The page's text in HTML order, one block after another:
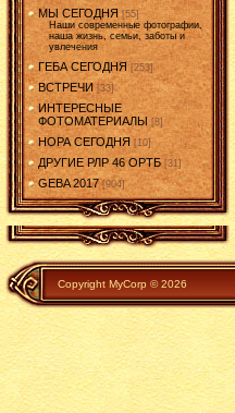
МЫ СЕГОДНЯ [55]
Наши современные фотографии,
наша жизнь, семьи, заботы и
увлечения
ГЕБА СЕГОДНЯ [253]
ВСТРЕЧИ [33]
ИНТЕРЕСНЫЕ
ФОТОМАТЕРИАЛЫ [8]
НОРА СЕГОДНЯ [10]
ДРУГИЕ РЛР 46 ОРТБ [31]
GEBA 2017 [904]
Copyright MyCorp © 2026